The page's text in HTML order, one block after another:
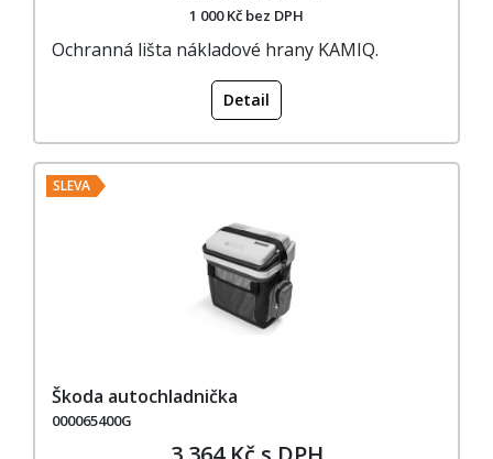
1 000 Kč bez DPH
Ochranná lišta nákladové hrany KAMIQ.
Detail
SLEVA
Škoda autochladnička
000065400G